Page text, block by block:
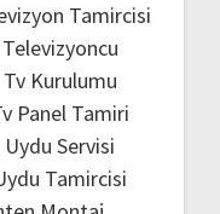
Tamircisi
Kurulumu
Panel Tamiri
Servisi
Tamircisi